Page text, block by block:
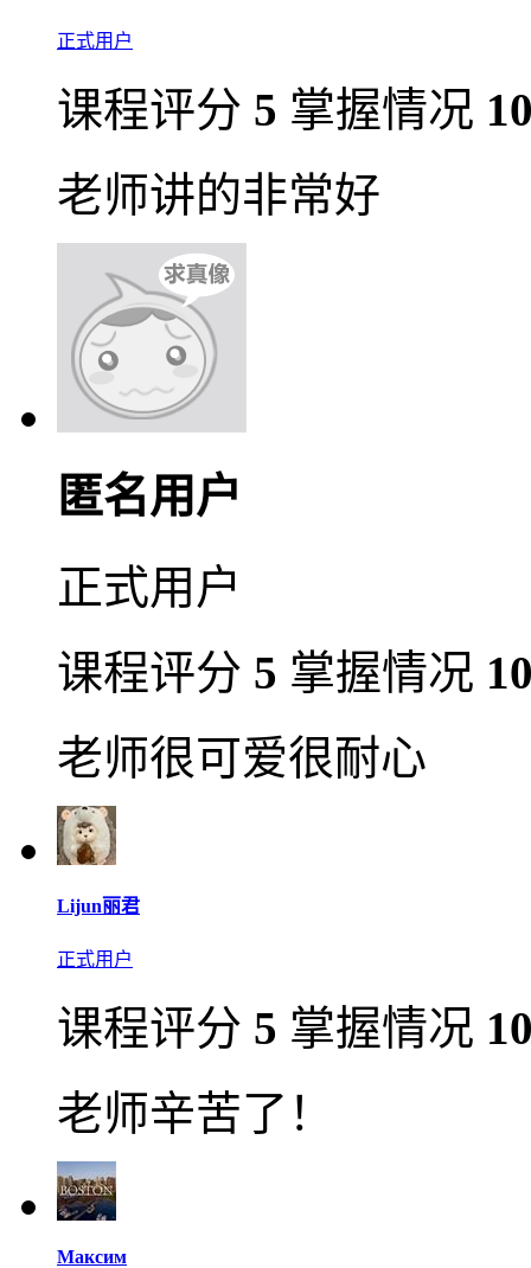
正式用户
课程评分 5 掌握情况
老师讲的非常好
匿名用户
正式用户
课程评分 5 掌握情况
老师很可爱很耐心
Lijun丽君
正式用户
课程评分 5 掌握情况
老师辛苦了！
Максим